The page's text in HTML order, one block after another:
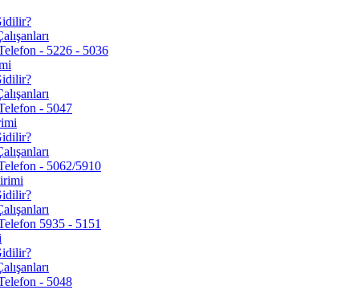
- 5226 - 5036
- 5047
- 5062/5910
5935 - 5151
- 5048